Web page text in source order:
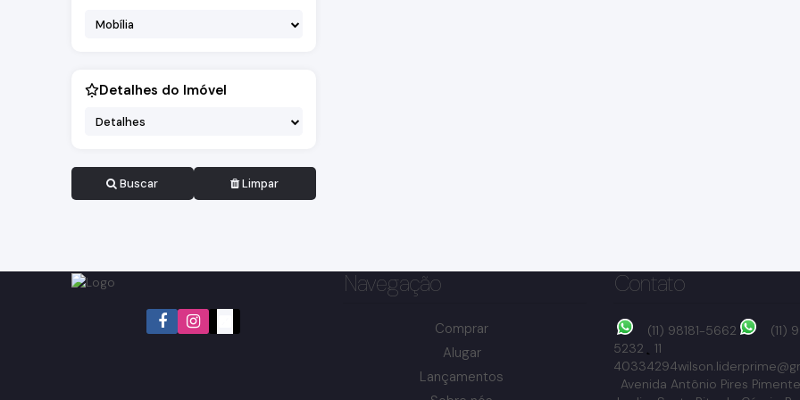
Mobília
Detalhes do Imóvel
Detalhes
Buscar Limpar
Navegação
Comprar
Alugar
Lançamentos
Contato
(11) 98181-5662
(11)
5232
11
40334294
Avenida Antônio Pires